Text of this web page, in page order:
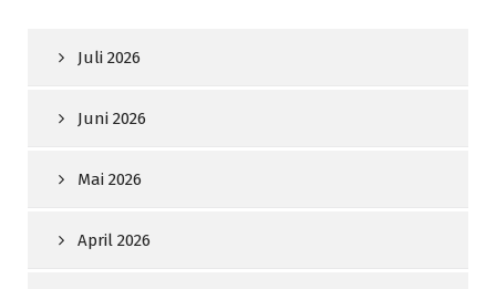
Juli 2026
Juni 2026
Mai 2026
April 2026